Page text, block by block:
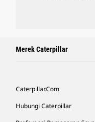
Merek Caterpillar
Caterpillar.com
Hubungi Caterpillar